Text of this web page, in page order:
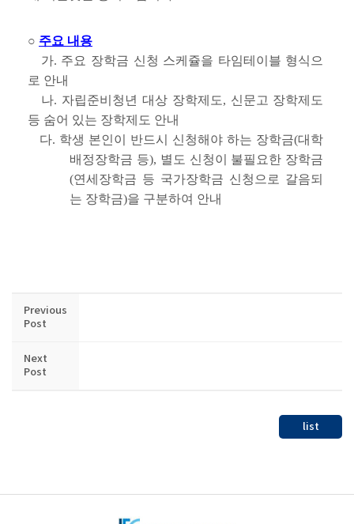
○ 주요 내용
가. 주요 장학금 신청 스케쥴을 타임테이블 형식으
로 안내
나. 자립준비청년 대상 장학제도, 신문고 장학제도
등 숨어 있는 장학제도 안내
다. 학생 본인이 반드시 신청해야 하는 장학금(대학
배정장학금 등), 별도 신청이 불필요한 장학금
(연세장학금 등 국가장학금 신청으로 갈음되
는 장학금)을 구분하여 안내
Previous
Post
Next
Post
list